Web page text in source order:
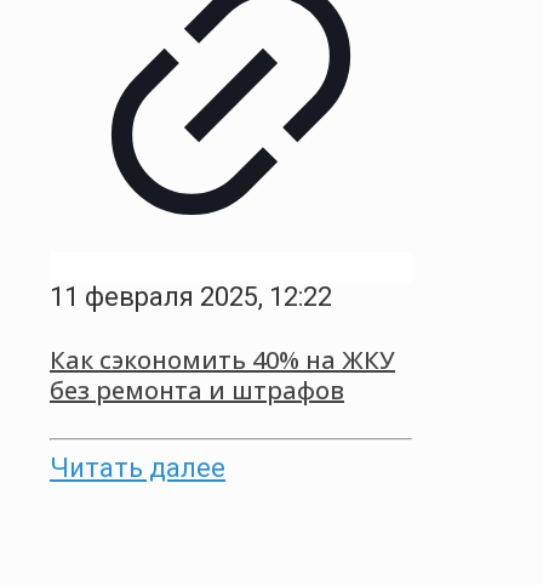
11 февраля 2025, 12:22
Как сэкономить 40% на ЖКУ
без ремонта и штрафов
Читать далее